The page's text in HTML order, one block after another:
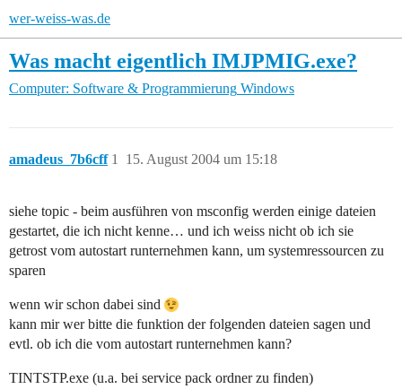
wer-weiss-was.de
Was macht eigentlich IMJPMIG.exe?
Computer: Software & Programmierung Windows
amadeus_7b6cff 15. August 2004 um 15:18
1
siehe topic - beim ausführen von msconfig werden einige dateien
gestartet, die ich nicht kenne… und ich weiss nicht ob ich sie
getrost vom autostart runternehmen kann, um systemressourcen zu
sparen
wenn wir schon dabei sind
kann mir wer bitte die funktion der folgenden dateien sagen und
evtl. ob ich die vom autostart runternehmen kann?
TINTSTP.exe (u.a. bei service pack ordner zu finden)